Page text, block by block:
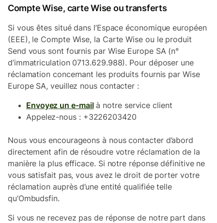
Compte Wise, carte Wise ou transferts
Si vous êtes situé dans l’Espace économique européen
(EEE), le Compte Wise, la Carte Wise ou le produit
Send vous sont fournis par Wise Europe SA (n°
d’immatriculation 0713.629.988). Pour déposer une
réclamation concernant les produits fournis par Wise
Europe SA, veuillez nous contacter :
Envoyez un e-mailà notre service client
Appelez-nous : +3226203420
Nous vous encourageons à nous contacter d’abord
directement afin de résoudre votre réclamation de la
manière la plus efficace. Si notre réponse définitive ne
vous satisfait pas, vous avez le droit de porter votre
réclamation auprès d’une entité qualifiée telle
qu’Ombudsfin.
Si vous ne recevez pas de réponse de notre part dans